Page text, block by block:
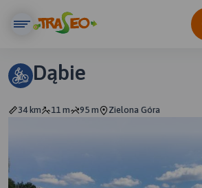
Dąbie
34 km 11 m 95 m Zielona Góra